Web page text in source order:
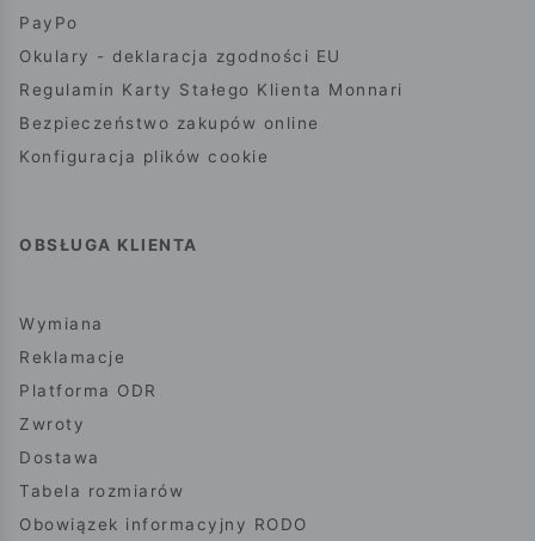
PayPo
Okulary - deklaracja zgodności EU
Regulamin Karty Stałego Klienta Monnari
Bezpieczeństwo zakupów online
Konfiguracja plików cookie
OBSŁUGA KLIENTA
Wymiana
Reklamacje
Platforma ODR
Zwroty
Dostawa
Tabela rozmiarów
Obowiązek informacyjny RODO